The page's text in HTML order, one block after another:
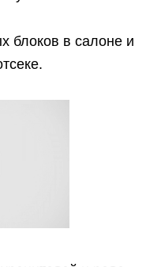
блоков в салоне и